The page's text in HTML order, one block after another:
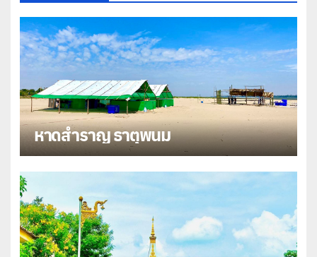
หาดสำราญ ธาตุพนม